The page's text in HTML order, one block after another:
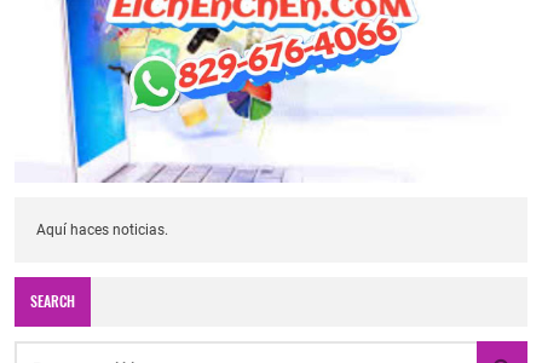
Aquí haces noticias.
SEARCH